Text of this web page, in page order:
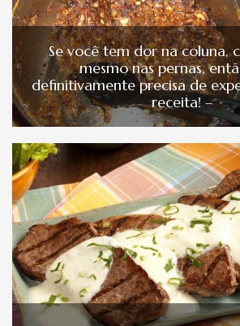
Se você tem dor na coluna,
mesmo nas pernas,
definitivamente precisa de
receita! –